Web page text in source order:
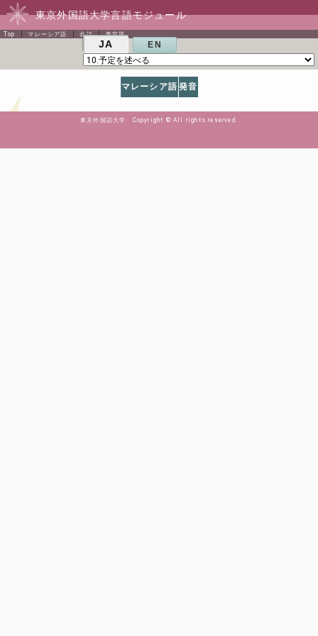
東京外国語大学言語モジュール
Top マレーシア語 会話 教室用
JA EN
マレーシア語 発音
東京外国語大学 Copyright © All rights reserved.